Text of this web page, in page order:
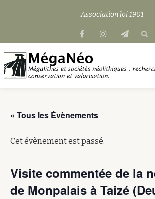
contenu
Association loi 1901
fa-
fa-
fa-
« Tous les Évènements
Cet évènement est passé.
Visite commentée de la
de Monpalais à Taizé